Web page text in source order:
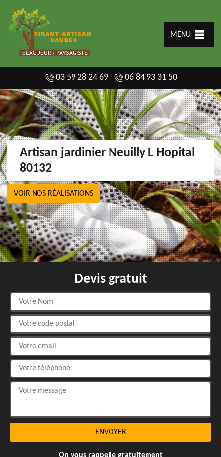
MENU
03 59 28 24 69 06 84 93 31 50
Artisan jardinier Neuilly L Hopital
80132
VOIR NOS RÉALISATIONS
Devis gratuit
On vous rappelle gratuitement